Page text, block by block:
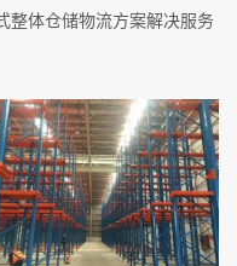
体仓储物流方案解决服务